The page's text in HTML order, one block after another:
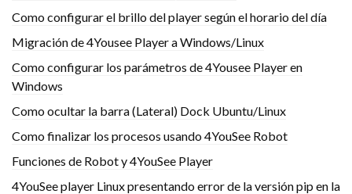
Como configurar el brillo del player según el horario del día
Migración de 4Yousee Player a Windows/Linux
Como configurar los parámetros de 4Yousee Player en
Windows
Como ocultar la barra (Lateral) Dock Ubuntu/Linux
Como finalizar los procesos usando 4YouSee Robot
Funciones de Robot y 4YouSee Player
4YouSee player Linux presentando error de la versión pip en la